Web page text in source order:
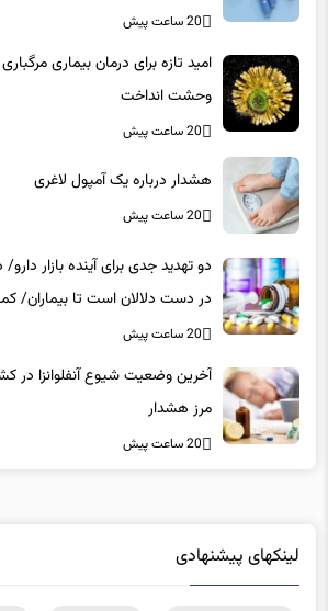
امید تازه برای درمان بیماری
وحشت انداخت
20 ساعت پیش
20 ساعت پیش
در دست دلالان است تا بیماران/
دارویی محسوس‌تر است؟
20 ساعت پیش
مرز هشدار
20 ساعت پیش
دانلود رایگان نرم افزار